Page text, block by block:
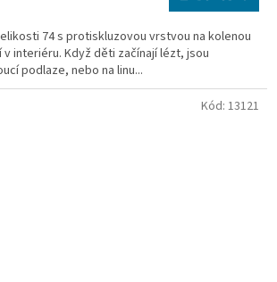
74 s protiskluzovou vrstvou na kolenou
interiéru. Když děti začínají lézt, jsou
podlaze, nebo na linu...
Kód: 13121